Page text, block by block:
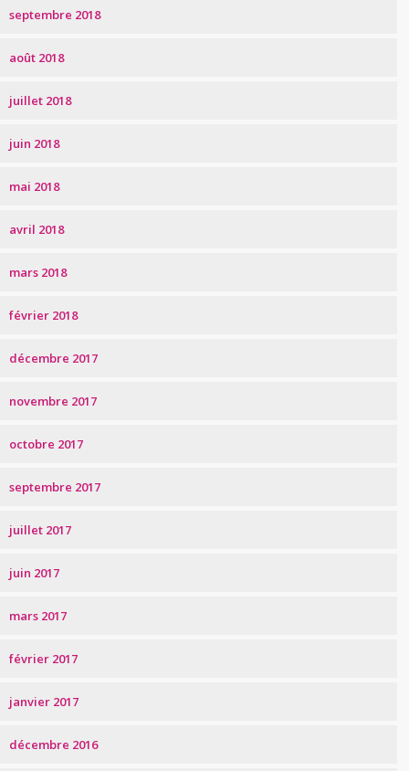
septembre 2018
août 2018
juillet 2018
juin 2018
mai 2018
avril 2018
mars 2018
février 2018
décembre 2017
novembre 2017
octobre 2017
septembre 2017
juillet 2017
juin 2017
mars 2017
février 2017
janvier 2017
décembre 2016